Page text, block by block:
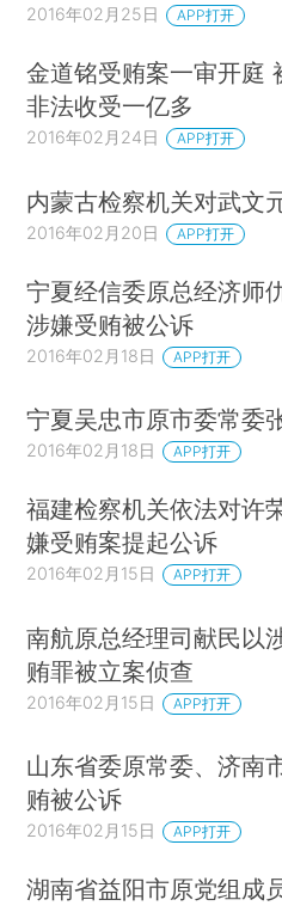
2016年02月25日 APP打开
金道铭受贿案一审开庭
非法收受一亿多
2016年02月24日 APP打开
内蒙古检察机关对武文
2016年02月20日 APP打开
宁夏经信委原总经济师
涉嫌受贿被公诉
2016年02月18日 APP打开
宁夏吴忠市原市委常委
2016年02月18日 APP打开
福建检察机关依法对许
嫌受贿案提起公诉
2016年02月15日 APP打开
南航原总经理司献民以
贿罪被立案侦查
2016年02月15日 APP打开
山东省委原常委、济南
贿被公诉
2016年02月15日 APP打开
湖南省益阳市原党组成